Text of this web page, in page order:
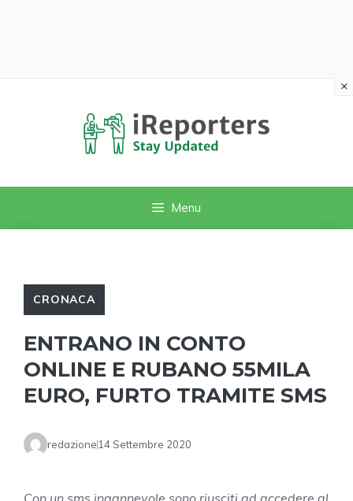
Menu
CRONACA
ENTRANO IN CONTO
ONLINE E RUBANO 55MILA
EURO, FURTO TRAMITE SMS
redazione 14 Settembre 2020
×